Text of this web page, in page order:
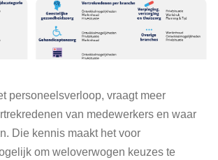
personeelsverloop, vraagt meer
van medewerkers en waar
Die kennis maakt het voor
om weloverwogen keuzes te